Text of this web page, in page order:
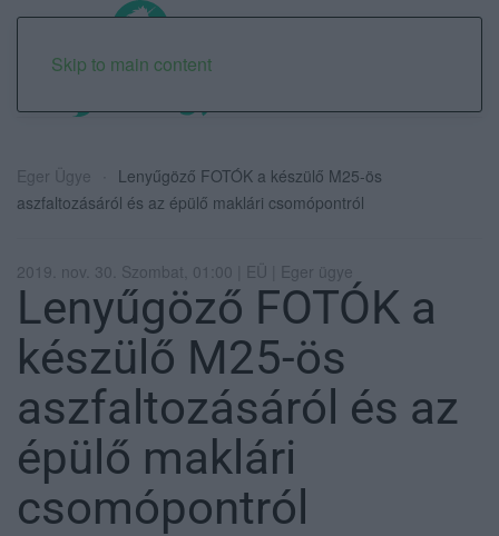
Skip to main content
Eger Ügye
Lenyűgöző FOTÓK a készülő M25-ös
aszfaltozásáról és az épülő maklári csomópontról
2019. nov. 30. Szombat, 01:00 | EÜ | Eger ügye
Lenyűgöző FOTÓK a
készülő M25-ös
aszfaltozásáról és az
épülő maklári
csomópontról